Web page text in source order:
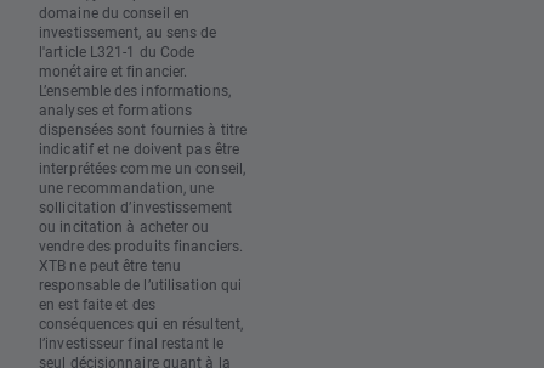
domaine du conseil en
investissement, au sens de
l'article L321-1 du Code
monétaire et financier.
L’ensemble des informations,
analyses et formations
dispensées sont fournies à titre
indicatif et ne doivent pas être
interprétées comme un conseil,
une recommandation, une
sollicitation d’investissement
ou incitation à acheter ou
vendre des produits financiers.
XTB ne peut être tenu
responsable de l’utilisation qui
en est faite et des
conséquences qui en résultent,
l’investisseur final restant le
seul décisionnaire quant à la